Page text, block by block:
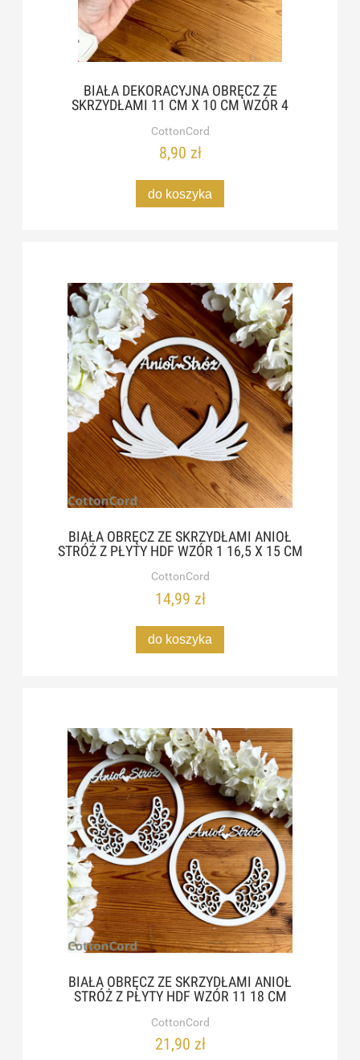
BIAŁA DEKORACYJNA OBRĘCZ ZE
SKRZYDŁAMI 11 CM X 10 CM WZÓR 4
CottonCord
8,90 zł
do koszyka
BIAŁA OBRĘCZ ZE SKRZYDŁAMI ANIOŁ
STRÓŻ Z PŁYTY HDF WZÓR 1 16,5 X 15 CM
CottonCord
14,99 zł
do koszyka
BIAŁA OBRĘCZ ZE SKRZYDŁAMI ANIOŁ
STRÓŻ Z PŁYTY HDF WZÓR 11 18 CM
CottonCord
21,90 zł